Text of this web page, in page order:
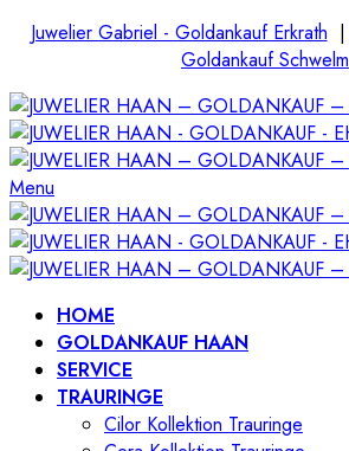
Juwelier Gabriel - Goldankauf Erkrath |
Goldankauf Schwelm
Menu
HOME
GOLDANKAUF HAAN
SERVICE
TRAURINGE
Cilor Kollektion Trauringe